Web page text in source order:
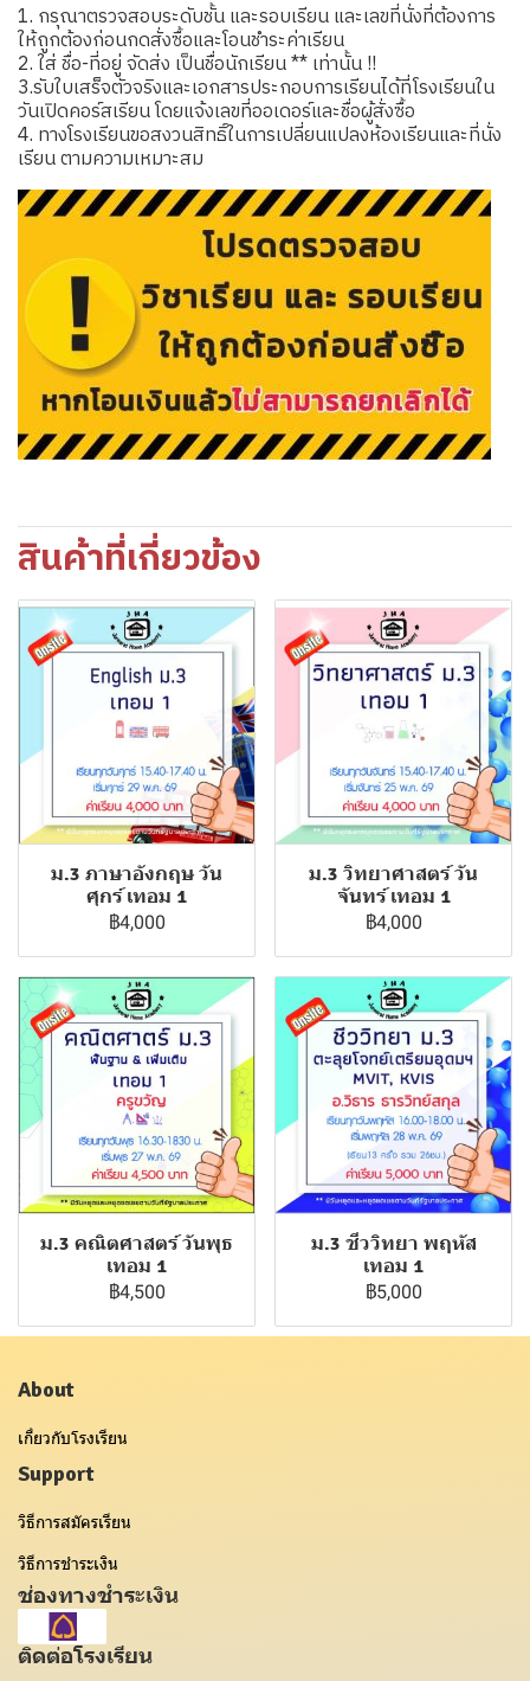
1. กรุณาตรวจสอบระดับชั้น และรอบเรียน และเลขที่นั่งที่ต้องการ
ให้ถูกต้องก่อนกดสั่งซื้อและโอนชำระค่าเรียน
2. ใส่ ชื่อ-ที่อยู่ จัดส่ง เป็นชื่อนักเรียน ** เท่านั้น !!
3.รับใบเสร็จตัวจริงและเอกสารประกอบการเรียนได้ที่โรงเรียนใน
วันเปิดคอร์สเรียน โดยแจ้งเลขที่ออเดอร์และชื่อผู้สั่งซื้อ
4. ทางโรงเรียนขอสงวนสิทธิ์ในการเปลี่ยนแปลงห้องเรียนและที่นั่ง
เรียน ตามความเหมาะสม
สินค้าที่เกี่ยวข้อง
ม.3 ภาษาอังกฤษ วัน
ศุกร์ เทอม 1
฿4,000
ม.3 วิทยาศาสตร์ วัน
จันทร์ เทอม 1
฿4,000
ม.3 คณิตศาสตร์ วันพุธ
เทอม 1
฿4,500
ม.3 ชีววิทยา พฤหัส
เทอม 1
฿5,000
About
เกี่ยวกับโรงเรียน
Support
วิธีการสมัครเรียน
วิธีการชำระเงิน
ช่องทางชำระเงิน
ติดต่อโรงเรียน